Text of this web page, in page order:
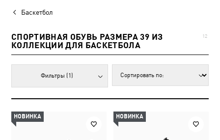
Баскетбол
СПОРТИВНАЯ ОБУВЬ РАЗМЕРА 39 ИЗ
КОЛЛЕКЦИИ ДЛЯ БАСКЕТБОЛА
12
Фильтры (1)
НОВИНКА НОВИНКА